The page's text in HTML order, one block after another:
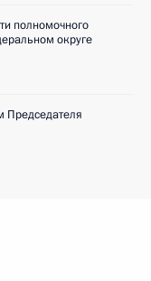
полномочного
округе
Председателя